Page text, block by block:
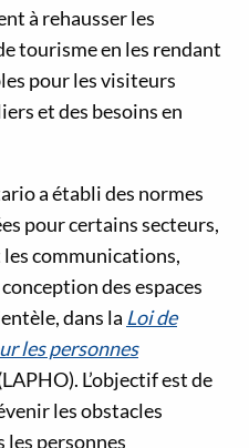
à rehausser les
tourisme en les rendant
pour les visiteurs
et des besoins en
a établi des normes
pour certains secteurs,
communications,
des espaces
dans la Loi de
les personnes
L’objectif est de
les obstacles
les personnes